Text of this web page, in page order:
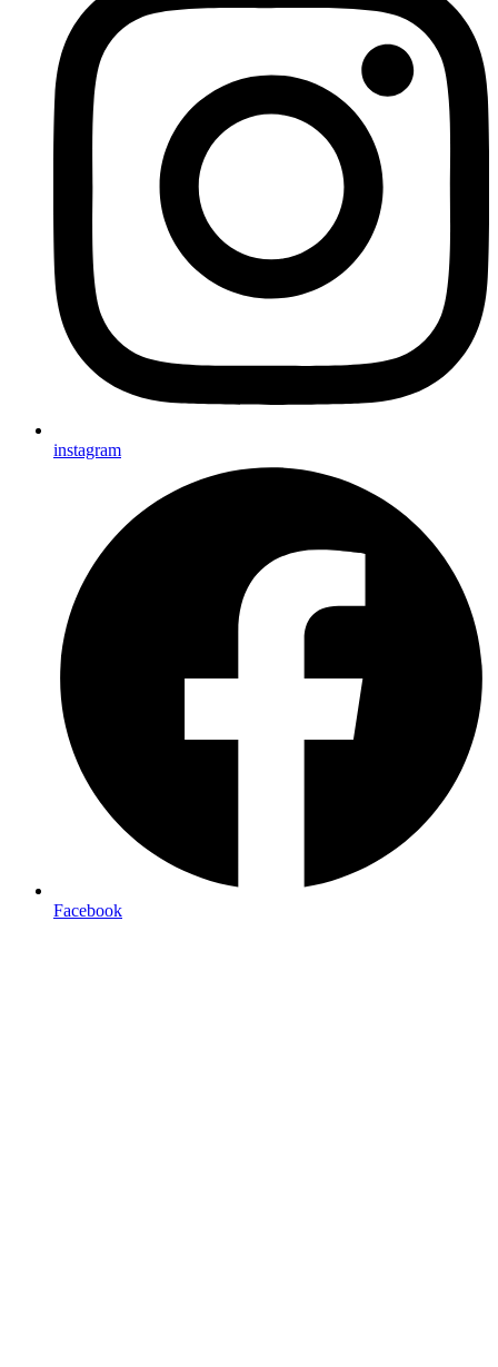
instagram
Facebook